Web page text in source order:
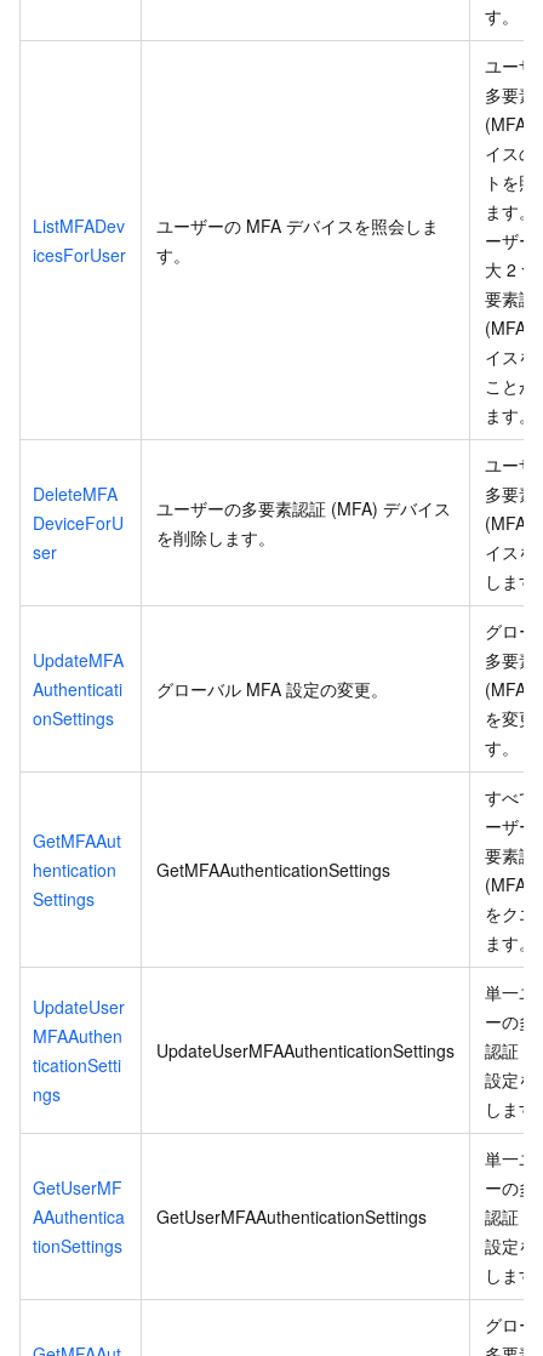
す。
ListMFADev
icesForUser
ユーザーの MFA デバイスを照会しま
す。
ユーザ
多要素
(MFA)
イスの
トを照
ます。
ーザー
大 2 つ
要素認
(MFA)
イスを
ことが
ます。
DeleteMFA
DeviceForU
ser
ユーザーの多要素認証 (MFA) デバイス
を削除します。
ユーザ
多要素
(MFA)
イスを
します
UpdateMFA
Authenticati
onSettings
グローバル MFA 設定の変更。
グロー
多要素
(MFA)
を変更
す。
GetMFAAut
hentication
Settings
GetMFAAuthenticationSettings
すべて
ーザー
要素認
(MFA)
をクエ
ます。
UpdateUser
MFAAuthen
ticationSetti
ngs
UpdateUserMFAAuthenticationSettings
単一ユ
ーの多
認証
設定を
します
GetUserMF
AAuthentica
tionSettings
GetUserMFAAuthenticationSettings
単一ユ
ーの多
認証
設定を
します
グロー